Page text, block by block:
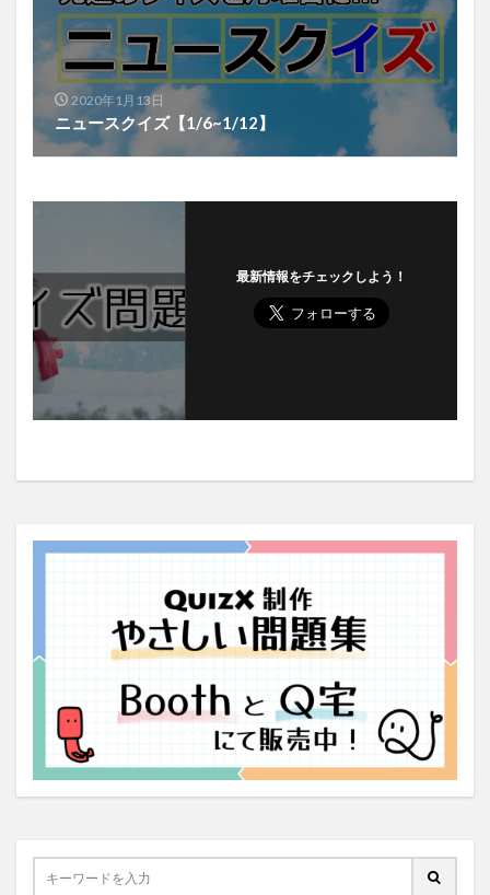
2020年1月13日
ニュースクイズ【1/6~1/12】
最新情報をチェックしよう！